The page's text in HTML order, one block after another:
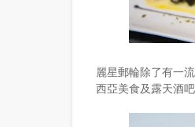
麗星郵輪除了有一
西亞美食及露天酒吧